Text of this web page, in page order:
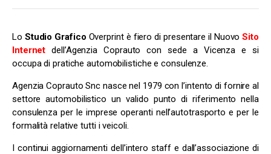
Lo Studio Grafico Overprint è fiero di presentare il Nuovo Sito
Internet dell’Agenzia Coprauto con sede a Vicenza e si
occupa di pratiche automobilistiche e consulenze.
Agenzia Coprauto Snc nasce nel 1979 con l’intento di fornire al
settore automobilistico un valido punto di riferimento nella
consulenza per le imprese operanti nell’autotrasporto e per le
formalità relative tutti i veicoli.
I continui aggiornamenti dell’intero staff e dall’associazione di